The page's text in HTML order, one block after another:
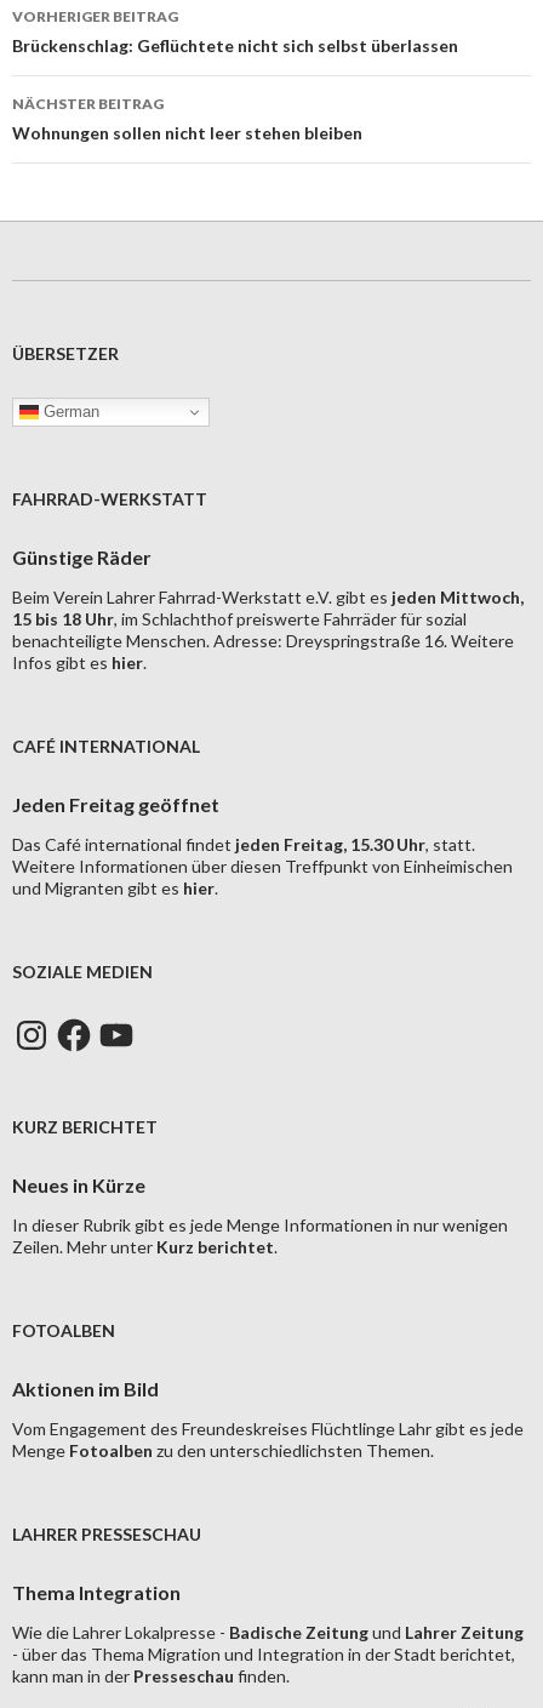
Navigation
VORHERIGER BEITRAG
Brückenschlag: Geflüchtete nicht sich selbst überlassen
NÄCHSTER BEITRAG
Wohnungen sollen nicht leer stehen bleiben
ÜBERSETZER
German
FAHRRAD-WERKSTATT
Günstige Räder
Beim Verein Lahrer Fahrrad-Werkstatt e.V. gibt es jeden Mittwoch,
15 bis 18 Uhr, im Schlachthof preiswerte Fahrräder für sozial
benachteiligte Menschen. Adresse: Dreyspringstraße 16. Weitere
Infos gibt es hier.
CAFÉ INTERNATIONAL
Jeden Freitag geöffnet
Das Café international findet jeden Freitag, 15.30 Uhr, statt.
Weitere Informationen über diesen Treffpunkt von Einheimischen
und Migranten gibt es hier.
SOZIALE MEDIEN
InstagramFacebookYouTube
KURZ BERICHTET
Neues in Kürze
In dieser Rubrik gibt es jede Menge Informationen in nur wenigen
Zeilen. Mehr unter Kurz berichtet.
FOTOALBEN
Aktionen im Bild
Vom Engagement des Freundeskreises Flüchtlinge Lahr gibt es jede
Menge Fotoalben zu den unterschiedlichsten Themen.
LAHRER PRESSESCHAU
Thema Integration
Wie die Lahrer Lokalpresse - Badische Zeitungund Lahrer Zeitung
- über das Thema Migration und Integration in der Stadt berichtet,
kann man in der Presseschau finden.